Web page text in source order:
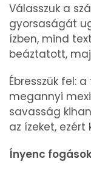
Válasszuk a
gyorsaságát
ízben, mind
beáztatott,
Ébresszük fel:
megannyi
savasság
az ízeket, ezért
Ínyenc